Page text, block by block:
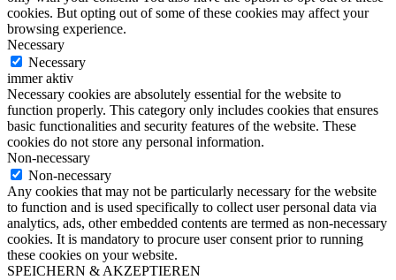
cookies. But opting out of some of these cookies may affect your
browsing experience.
Necessary
Necessary
immer aktiv
Necessary cookies are absolutely essential for the website to
function properly. This category only includes cookies that ensures
basic functionalities and security features of the website. These
cookies do not store any personal information.
Non-necessary
Non-necessary
Any cookies that may not be particularly necessary for the website
to function and is used specifically to collect user personal data via
analytics, ads, other embedded contents are termed as non-necessary
cookies. It is mandatory to procure user consent prior to running
these cookies on your website.
SPEICHERN & AKZEPTIEREN